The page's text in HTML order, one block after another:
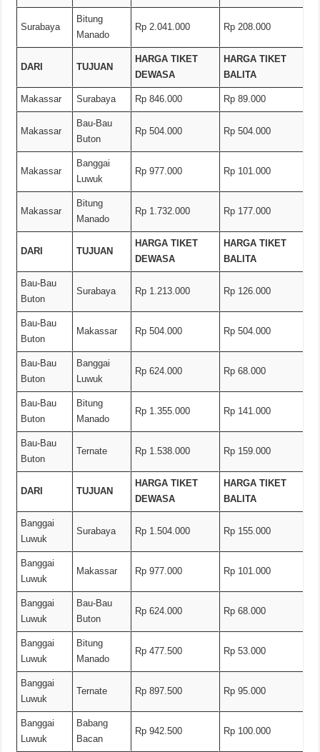
Surabaya
Bitung
Manado
Rp 2.041.000 Rp 208.000
DARI TUJUAN
HARGA TIKET
DEWASA
HARGA TIKET
BALITA
Makassar Surabaya Rp 846.000 Rp 89.000
Makassar
Bau-Bau
Buton
Rp 504.000 Rp 504.000
Makassar
Banggai
Luwuk
Rp 977.000 Rp 101.000
Makassar
Bitung
Manado
Rp 1.732.000 Rp 177.000
DARI TUJUAN
HARGA TIKET
DEWASA
HARGA TIKET
BALITA
Bau-Bau
Buton
Surabaya Rp 1.213.000 Rp 126.000
Bau-Bau
Buton
Makassar Rp 504.000 Rp 504.000
Bau-Bau
Buton
Banggai
Luwuk
Rp 624.000 Rp 68.000
Bau-Bau
Buton
Bitung
Manado
Rp 1.355.000 Rp 141.000
Bau-Bau
Buton
Ternate Rp 1.538.000 Rp 159.000
DARI TUJUAN
HARGA TIKET
DEWASA
HARGA TIKET
BALITA
Banggai
Luwuk
Surabaya Rp 1.504.000 Rp 155.000
Banggai
Luwuk
Makassar Rp 977.000 Rp 101.000
Banggai
Luwuk
Bau-Bau
Buton
Rp 624.000 Rp 68.000
Banggai
Luwuk
Bitung
Manado
Rp 477.500 Rp 53.000
Banggai
Luwuk
Ternate Rp 897.500 Rp 95.000
Banggai
Luwuk
Babang
Bacan
Rp 942.500 Rp 100.000